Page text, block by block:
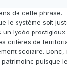
de cette phrase.
le système soit
un lycée prestigieux
critères de
scolaire. Donc,
puisque